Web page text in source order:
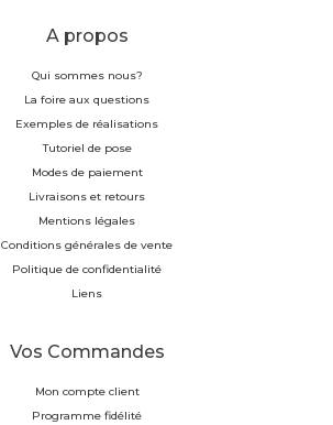
A propos
Qui sommes nous?
La foire aux questions
Exemples de réalisations
Tutoriel de pose
Modes de paiement
Livraisons et retours
Mentions légales
Conditions générales de vente
Politique de confidentialité
Liens
Vos Commandes
Mon compte client
Programme fidélité